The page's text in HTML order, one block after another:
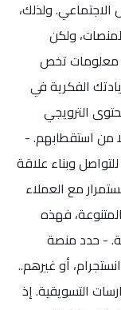
ولذلك،
ولكن
- اتبع قاعدة 60/30/10 اى انشر60٪؛ معلومات تخص
ريادتك الفكرية في
الترويجي
-
وبناء علاقة
مع العملاء
فهذه
- حدد منصة
أو غيرهم..
التسويقية. إذ